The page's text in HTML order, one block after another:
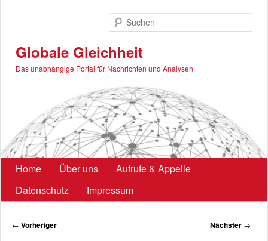
Globale Gleichheit
Das unabhängige Portal für Nachrichten und Analysen
Hauptmenü
Home Über uns
Aufrufe & Appelle
Datenschutz
Impressum
Beitragsnavigation
← Vorheriger Nächster →